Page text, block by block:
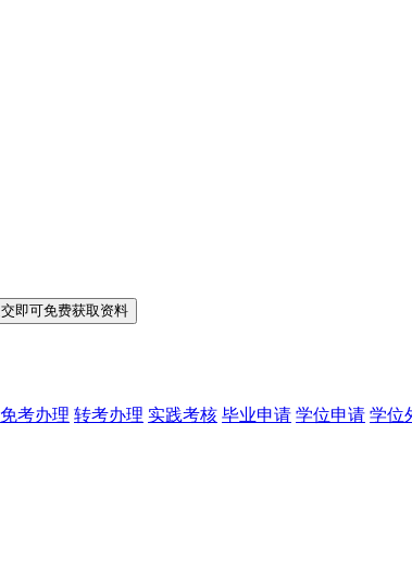
免考办理 转考办理 实践考核 毕业申请 学位申请 学位